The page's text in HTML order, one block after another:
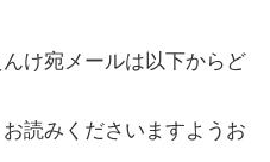
け宛メールは以下からど
読みくださいますようお